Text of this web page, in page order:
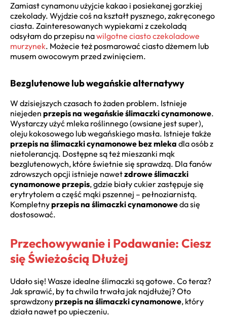
Zamiast cynamonu użyjcie kakao i posiekanej gorzkiej
czekolady. Wyjdzie coś na kształt pysznego, zakręconego
ciasta. Zainteresowanych wypiekami z czekoladą
odsyłam do przepisu nawilgotne ciasto czekoladowe
murzynek. Możecie też posmarować ciasto dżemem lub
musem owocowym przed zwinięciem.
Bezglutenowe lub wegańskie alternatywy
W dzisiejszych czasach to żaden problem. Istnieje
niejeden przepis na wegańskie ślimaczki cynamonowe.
Wystarczy użyć mleka roślinnego (owsiane jest super),
oleju kokosowego lub wegańskiego masła. Istnieje także
przepis na ślimaczki cynamonowe bez mleka dla osób z
nietolerancją. Dostępne są też mieszanki mąk
bezglutenowych, które świetnie się sprawdzą. Dla fanów
zdrowszych opcji istnieje nawetzdrowe ślimaczki
cynamonowe przepis, gdzie biały cukier zastępuje się
erytrytolem a część mąki pszennej – pełnoziarnistą.
Kompletnyprzepis na ślimaczki cynamonoweda się
dostosować.
Przechowywanie i Podawanie: Ciesz
się Świeżością Dłużej
Udało się! Wasze idealne ślimaczki są gotowe. Co teraz?
Jak sprawić, by ta chwila trwała jak najdłużej? Oto
sprawdzonyprzepis na ślimaczki cynamonowe, który
działa nawet po upieczeniu.